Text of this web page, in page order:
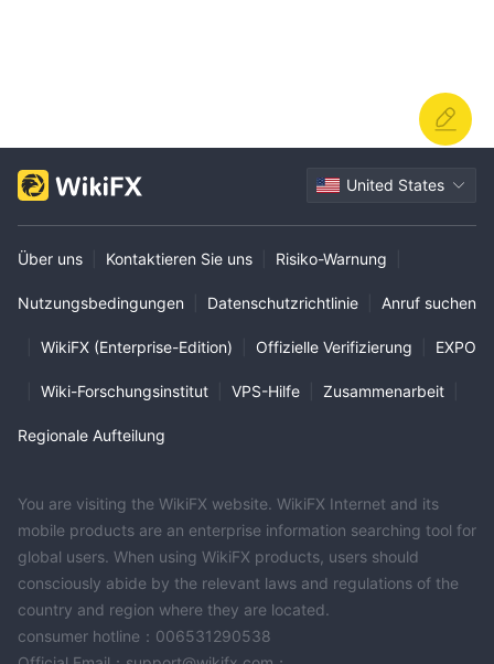
United States
Über uns Kontaktieren Sie uns Risiko-Warnung
Nutzungsbedingungen Datenschutzrichtlinie Anruf suchen
WikiFX (Enterprise-Edition) Offizielle Verifizierung EXPO
Wiki-Forschungsinstitut VPS-Hilfe Zusammenarbeit
Regionale Aufteilung
You are visiting the WikiFX website. WikiFX Internet and its
mobile products are an enterprise information searching tool for
global users. When using WikiFX products, users should
consciously abide by the relevant laws and regulations of the
country and region where they are located.
consumer hotline：006531290538